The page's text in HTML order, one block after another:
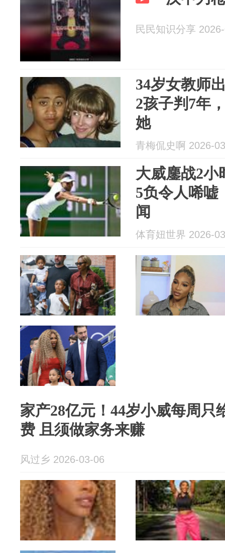
民民知识分享
34岁女教师
2孩子判7年
她
青梅侃史啊 2026-
大威鏖战2小
5负令人唏嘘
闻
体育妞世界 2026-
家产28亿元！44岁小威每周只
费 且须做家务来赚
风过乡 2026-03-06